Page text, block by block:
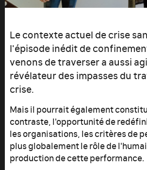
Le contexte actuel de crise
l'épisode inédit de
venons de traverser a aussi
révélateur des impasses du
crise.
Mais il pourrait également
contraste, l'opportunité de
les organisations, les critères de
plus globalement le rôle de
production de cette performance.